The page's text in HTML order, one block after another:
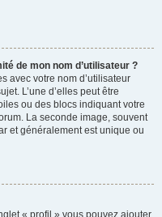
de mon nom d’utilisateur ?
avec votre nom d’utilisateur
L’une d’elles peut être
ou des blocs indiquant votre
La seconde image, souvent
et généralement est unique ou
« profil » vous pouvez ajouter